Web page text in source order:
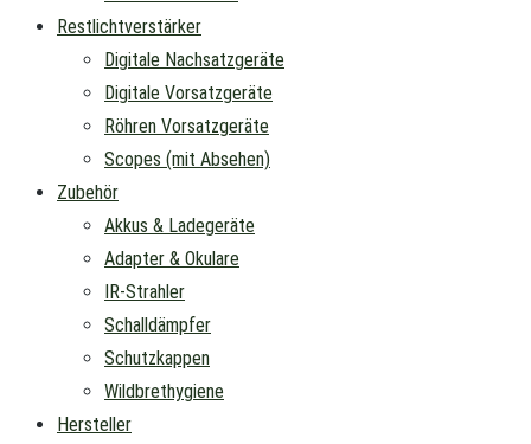
Restlichtverstärker
Digitale Nachsatzgeräte
Digitale Vorsatzgeräte
Röhren Vorsatzgeräte
Scopes (mit Absehen)
Zubehör
Akkus & Ladegeräte
Adapter & Okulare
IR-Strahler
Schalldämpfer
Schutzkappen
Wildbrethygiene
Hersteller